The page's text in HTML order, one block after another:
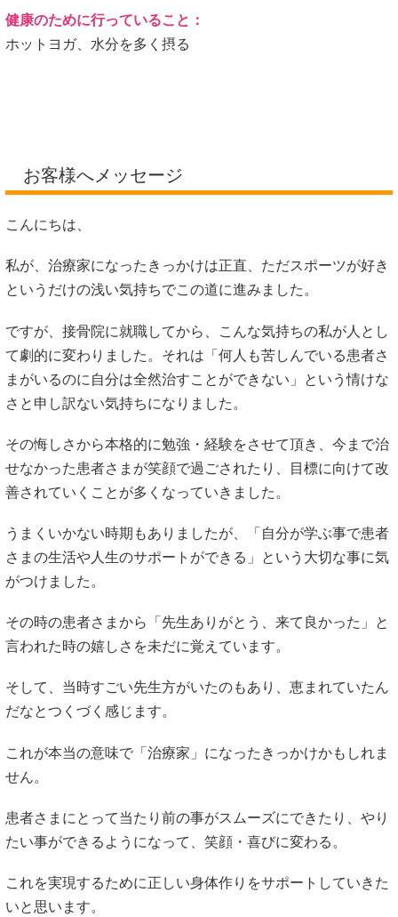
健康のために行っていること：
ホットヨガ、水分を多く摂る
お客様へメッセージ
こんにちは、
私が、治療家になったきっかけは正直、ただスポーツが好き
というだけの浅い気持ちでこの道に進みました。
ですが、接骨院に就職してから、こんな気持ちの私が人とし
て劇的に変わりました。それは「何人も苦しんでいる患者さ
まがいるのに自分は全然治すことができない」という情けな
さと申し訳ない気持ちになりました。
その悔しさから本格的に勉強・経験をさせて頂き、今まで治
せなかった患者さまが笑顔で過ごされたり、目標に向けて改
善されていくことが多くなっていきました。
うまくいかない時期もありましたが、「自分が学ぶ事で患者
さまの生活や人生のサポートができる」という大切な事に気
がつけました。
その時の患者さまから「先生ありがとう、来て良かった」と
言われた時の嬉しさを未だに覚えています。
そして、当時すごい先生方がいたのもあり、恵まれていたん
だなとつくづく感じます。
これが本当の意味で「治療家」になったきっかけかもしれま
せん。
患者さまにとって当たり前の事がスムーズにできたり、やり
たい事ができるようになって、笑顔・喜びに変わる。
これを実現するために正しい身体作りをサポートしていきた
いと思います。